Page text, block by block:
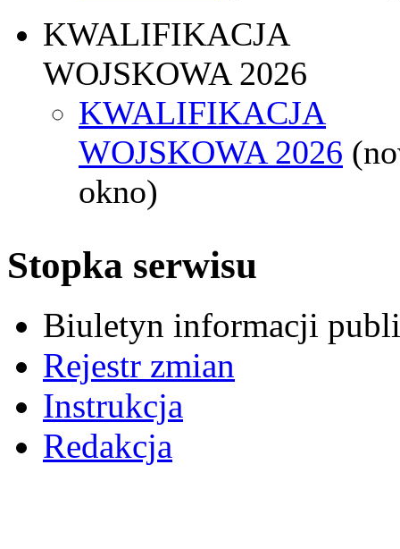
KWALIFIKACJA
WOJSKOWA 2026
KWALIFIKACJA
WOJSKOWA 2026
okno)
Stopka serwisu
Biuletyn informacji
Rejestr zmian
Instrukcja
Redakcja